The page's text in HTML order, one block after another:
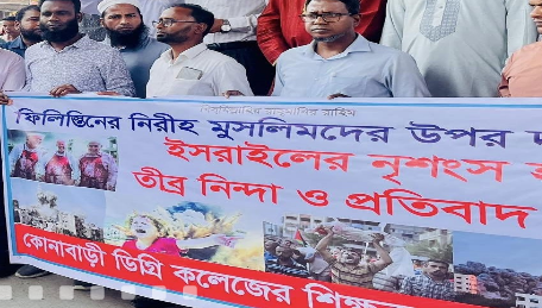
মহানগর, গাজীপুর-১৩৪৬,০১৩০৯-১০৯০৩৭